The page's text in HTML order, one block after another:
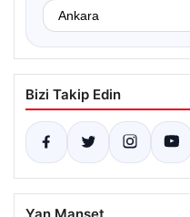
Bizi Takip Edin